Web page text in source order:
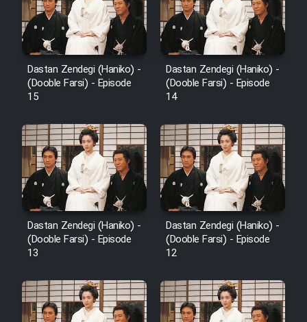
Dastan Zendegi (Haniko) -
(Dooble Farsi) - Episode
15
Dastan Zendegi (Haniko) -
(Dooble Farsi) - Episode
14
Dastan Zendegi (Haniko) -
(Dooble Farsi) - Episode
13
Dastan Zendegi (Haniko) -
(Dooble Farsi) - Episode
12